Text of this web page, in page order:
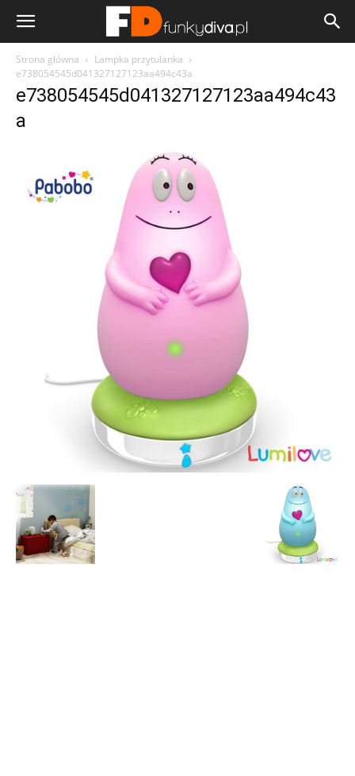
Strona główna
Lampka przytulanka
e738054545d041327127123aa494c43a
e738054545d041327127123aa494c43
a